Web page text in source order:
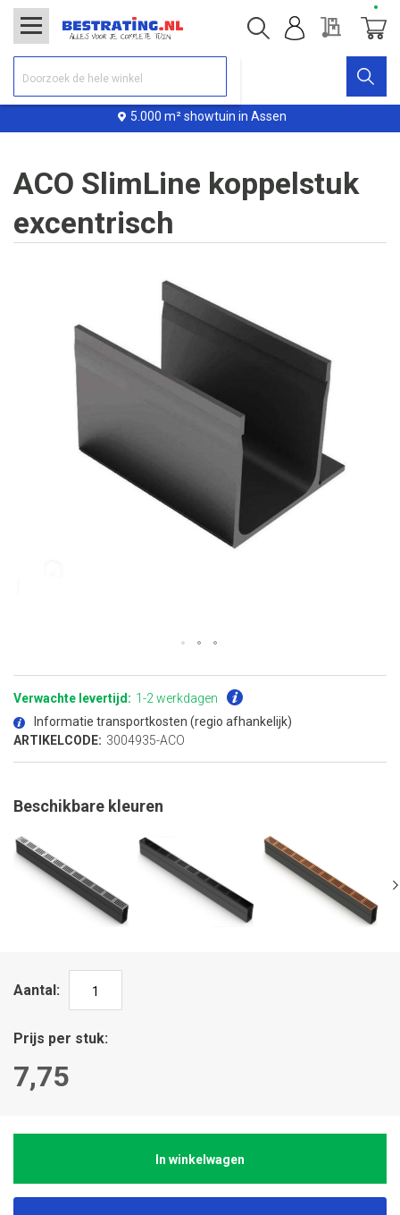
5.000 m² showtuin in Assen
Offerte
ACO SlimLine koppelstuk
excentrisch
afbeeldingen-
naar
begin
de
afbeeldingen-
Verwachte levertijd: 1-2 werkdagen
Informatie transportkosten (regio afhankelijk)
ARTIKELCODE: 3004935-ACO
Beschikbare kleuren
Aantal
Prijs per stuk
7,75
In winkelwagen